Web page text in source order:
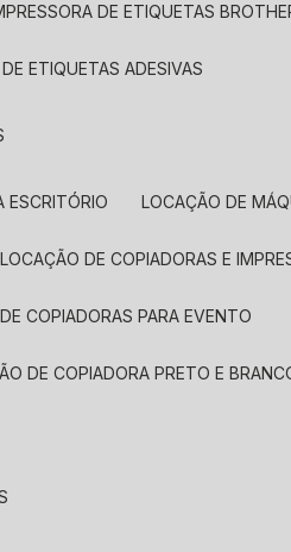
DE ETIQUETAS
ETIQUETAS ADESIVAS
ESCRITÓRIO LOCAÇÃO DE
LOCAÇÃO DE COPIADORAS E
DE COPIADORAS PARA EVENTO
DE COPIADORA PRETO E